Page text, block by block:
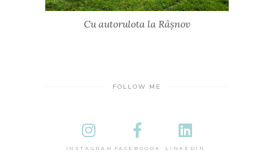
Cu autorulota la Râșnov
FOLLOW ME
INSTAGRAM FACEBOOOK LINKEDIN